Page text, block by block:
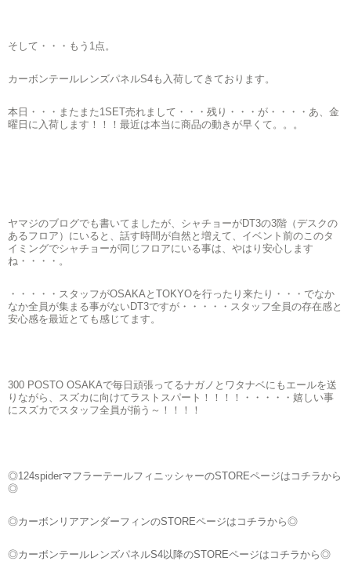
そして・・・もう1点。
カーボンテールレンズパネルS4も入荷してきております。
本日・・・またまた1SET売れまして・・・残り・・・が・・・・あ、金
曜日に入荷します！！！最近は本当に商品の動きが早くて。。。
ヤマジのブログでも書いてましたが、シャチョーがDT3の3階（デスクの
あるフロア）にいると、話す時間が自然と増えて、イベント前のこのタ
イミングでシャチョーが同じフロアにいる事は、やはり安心します
ね・・・・。
・・・・・スタッフがOSAKAとTOKYOを行ったり来たり・・・でなか
なか全員が集まる事がないDT3ですが・・・・・スタッフ全員の存在感と
安心感を最近とても感じてます。
300 POSTO OSAKAで毎日頑張ってるナガノとワタナベにもエールを送
りながら、スズカに向けてラストスパート！！！！・・・・・嬉しい事
にスズカでスタッフ全員が揃う～！！！！
◎124spiderマフラーテールフィニッシャーのSTOREページはコチラから
◎
◎カーボンリアアンダーフィンのSTOREページはコチラから◎
◎カーボンテールレンズパネルS4以降のSTOREページはコチラから◎